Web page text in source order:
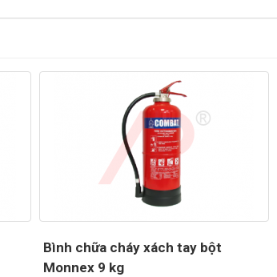
Bình chữa cháy xách tay bột
Monnex 9 kg